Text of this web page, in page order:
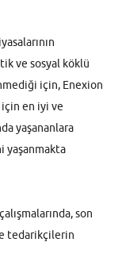
ve sosyal köklü
için, Enexion
en iyi ve
yaşananlara
yaşanmakta
son
tedarikçilerin